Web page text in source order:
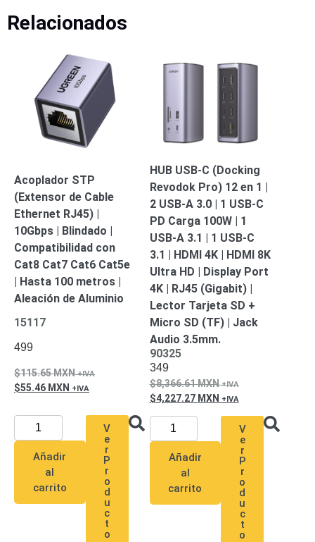
Monitores
Videowall
Seguridad
Contra
Descargas
Corriente
AlternaCorriente
Directa
Servidores
AccesoriosDiscos
Duros
Mecánicos
(HDD)Memorias
SD /
Memorias
Micro
SDServidores
Sólido
(SSD)
VMS y
Analíticas
Cloud
HIKVISION
Videograbadoras
Móviles,
Dash
Relacionados
Acoplador STP
(Extensor de Cable
Ethernet RJ45) |
10Gbps | Blindado |
Compatibilidad con
Cat8 Cat7 Cat6 Cat5e
| Hasta 100 metros |
Aleación de Aluminio
15117
499
115.65MXN
55.46 MXN
Añadir
al
carrito
V
e
r
P
r
o
d
u
c
t
o
HUB USB-C (Docking
Revodok Pro) 12 en 1 |
2 USB-A 3.0 | 1 USB-C
PD Carga 100W | 1
USB-A 3.1 | 1 USB-C
3.1 | HDMI 4K | HDMI 8K
Ultra HD | Display Port
4K | RJ45 (Gigabit) |
Lector Tarjeta SD +
Micro SD (TF) | Jack
Audio 3.5mm.
90325
349
8,366.61MXN
4,227.27 MXN
Añadir
al
carrito
V
e
r
P
r
o
d
u
c
t
o